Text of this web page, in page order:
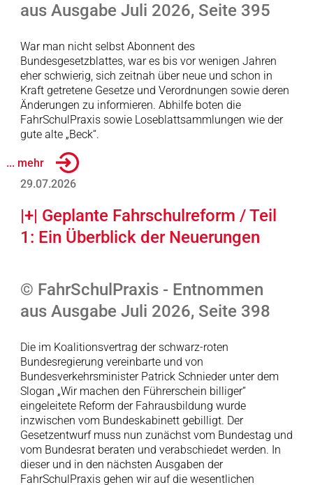
aus Ausgabe Juli 2026, Seite 395
War man nicht selbst Abonnent des
Bundesgesetzblattes, war es bis vor wenigen Jahren
eher schwierig, sich zeitnah über neue und schon in
Kraft getretene Gesetze und Verordnungen sowie deren
Änderungen zu informieren. Abhilfe boten die
FahrSchulPraxis sowie Loseblattsammlungen wie der
gute alte „Beck“.
... mehr
29.07.2026
|+| Geplante Fahrschulreform / Teil
1: Ein Überblick der Neuerungen
© FahrSchulPraxis - Entnommen
aus Ausgabe Juli 2026, Seite 398
Die im Koalitionsvertrag der schwarz-roten
Bundesregierung vereinbarte und von
Bundesverkehrsminister Patrick Schnieder unter dem
Slogan „Wir machen den Führerschein billiger“
eingeleitete Reform der Fahrausbildung wurde
inzwischen vom Bundeskabinett gebilligt. Der
Gesetzentwurf muss nun zunächst vom Bundestag und
vom Bundesrat beraten und verabschiedet werden. In
dieser und in den nächsten Ausgaben der
FahrSchulPraxis gehen wir auf die wesentlichen